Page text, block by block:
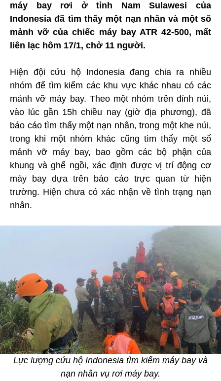
máy bay rơi ở tỉnh Nam Sulawesi của
Indonesia đã tìm thấy một nạn nhân và một số
mảnh vỡ của chiếc máy bay ATR 42-500, mất
liên lạc hôm 17/1, chở 11 người.
Hiện đội cứu hộ Indonesia đang chia ra nhiều
nhóm để tìm kiếm các khu vực khác nhau có các
mảnh vỡ máy bay. Theo một nhóm trên đỉnh núi,
vào lúc gần 15h chiều nay (giờ địa phương), đã
báo cáo tìm thấy một nạn nhân, trong một khe núi,
trong khi một nhóm khác cũng tìm thấy một số
mảnh vỡ máy bay, bao gồm các bộ phận của
khung và ghế ngồi, xác định được vị trí động cơ
máy bay dựa trên báo cáo trực quan từ hiện
trường. Hiện chưa có xác nhận về tình trạng nạn
nhân.
Lực lượng cứu hộ Indonesia tìm kiếm máy bay và
nạn nhân vụ rơi máy bay.